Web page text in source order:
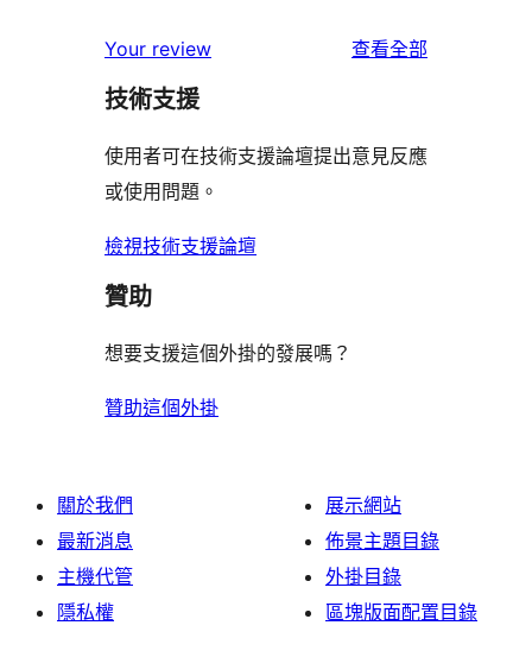
者
論
用
者
論
使
用
評
論
星
使
者
評
論
1
星
用
者
評
Your review 查看全部
評
技術支援
使用者可在技術支援論壇提出意見反應
或使用問題。
檢視技術支援論壇
贊助
想要支援這個外掛的發展嗎？
贊助這個外掛
關於我們
最新消息
主機代管
隱私權
展示網站
佈景主題目錄
外掛目錄
區塊版面配置目錄